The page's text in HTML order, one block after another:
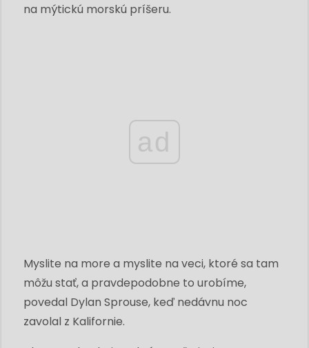
na mýtickú morskú príšeru.
ad
Myslite na more a myslite na veci, ktoré sa tam
môžu stať, a pravdepodobne to urobíme,
povedal Dylan Sprouse, keď nedávnu noc
zavolal z Kalifornie.